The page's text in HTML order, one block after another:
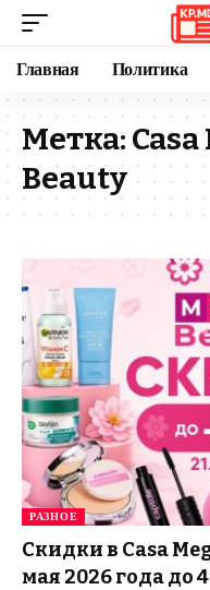
Главная Политика
Метка:
Beauty
РАЗНОЕ
Скидки в Casa
мая 2026 года до